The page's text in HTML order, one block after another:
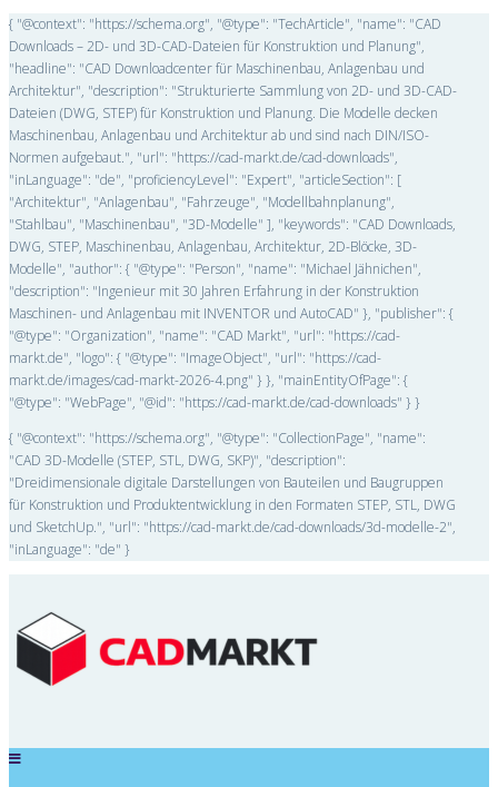
{ "@context": "https://schema.org", "@type": "TechArticle", "name": "CAD
Downloads – 2D- und 3D-CAD-Dateien für Konstruktion und Planung",
"headline": "CAD Downloadcenter für Maschinenbau, Anlagenbau und
Architektur", "description": "Strukturierte Sammlung von 2D- und 3D-CAD-
Dateien (DWG, STEP) für Konstruktion und Planung. Die Modelle decken
Maschinenbau, Anlagenbau und Architektur ab und sind nach DIN/ISO-
Normen aufgebaut.", "url": "https://cad-markt.de/cad-downloads",
"inLanguage": "de", "proficiencyLevel": "Expert", "articleSection": [
"Architektur", "Anlagenbau", "Fahrzeuge", "Modellbahnplanung",
"Stahlbau", "Maschinenbau", "3D-Modelle" ], "keywords": "CAD Downloads,
DWG, STEP, Maschinenbau, Anlagenbau, Architektur, 2D-Blöcke, 3D-
Modelle", "author": { "@type": "Person", "name": "Michael Jähnichen",
"description": "Ingenieur mit 30 Jahren Erfahrung in der Konstruktion
Maschinen- und Anlagenbau mit INVENTOR und AutoCAD" }, "publisher": {
"@type": "Organization", "name": "CAD Markt", "url": "https://cad-
markt.de", "logo": { "@type": "ImageObject", "url": "https://cad-
markt.de/images/cad-markt-2026-4.png" } }, "mainEntityOfPage": {
"@type": "WebPage", "@id": "https://cad-markt.de/cad-downloads" } }
{ "@context": "https://schema.org", "@type": "CollectionPage", "name":
"CAD 3D-Modelle (STEP, STL, DWG, SKP)", "description":
"Dreidimensionale digitale Darstellungen von Bauteilen und Baugruppen
für Konstruktion und Produktentwicklung in den Formaten STEP, STL, DWG
und SketchUp.", "url": "https://cad-markt.de/cad-downloads/3d-modelle-2",
"inLanguage": "de" }